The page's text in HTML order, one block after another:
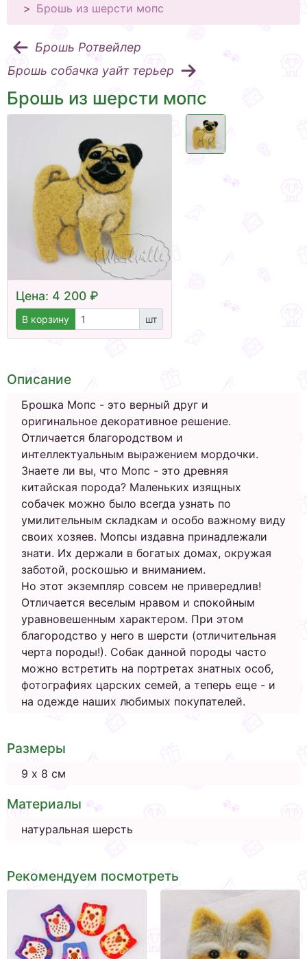
Брошь из шерсти мопс
Брошь Ротвейлер
Брошь собачка уайт терьер
Брошь из шерсти мопс
Цена: 4 200 ₽
В корзину шт
Описание
Брошка Мопс - это верный друг и
оригинальное декоративное решение.
Отличается благородством и
интеллектуальным выражением мордочки.
Знаете ли вы, что Мопс - это древняя
китайская порода? Маленьких изящных
собачек можно было всегда узнать по
умилительным складкам и особо важному виду
своих хозяев. Мопсы издавна принадлежали
знати. Их держали в богатых домах, окружая
заботой, роскошью и вниманием.
Но этот экземпляр совсем не привередлив!
Отличается веселым нравом и спокойным
уравновешенным характером. При этом
благородство у него в шерсти (отличительная
черта породы!). Собак данной породы часто
можно встретить на портретах знатных особ,
фотографиях царских семей, а теперь еще - и
на одежде наших любимых покупателей.
Размеры
9 х 8 см
Материалы
натуральная шерсть
Рекомендуем посмотреть